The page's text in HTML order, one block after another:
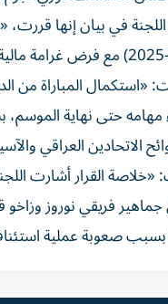
في بيان إنها
مهامه حتى نهاية الموسم،
الاتحادين العراقي
القرار أشارت
بسبب صعوبة عملية